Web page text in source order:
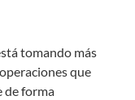
tomando más
que
de forma